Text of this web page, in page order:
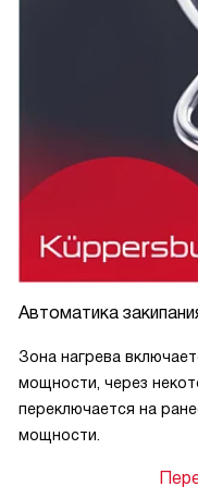
Автоматика
Зона нагрева
мощности, через
переключается на
мощности.